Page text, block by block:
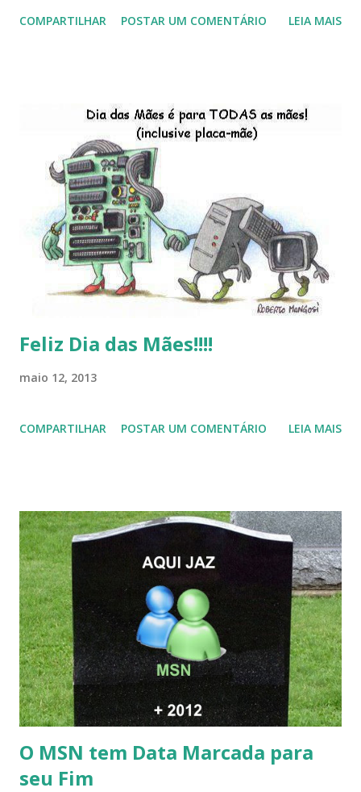
do Kaiana que será lançada em 2013, distro nacional , a
do LibreOffice , o IX Latinoware, a Microsoft boicotando o
Linux (como sempre), o lançamento do Windows 8 e a sua
baixa taxa de adesão pelos usuários, entre out ros. Gostaria
de desejar a todos Boas Festas e que em 2013 possamos
estar juntos novamente. Feliz Natal!!!! F eli z 2013 a todos!!!
COMPARTILHAR POSTAR UM COMENTÁRIO LEIA MAIS
Feliz Dia das Mães!!!!
maio 12, 2013
COMPARTILHAR POSTAR UM COMENTÁRIO LEIA MAIS
O MSN tem Data Marcada para
seu Fim